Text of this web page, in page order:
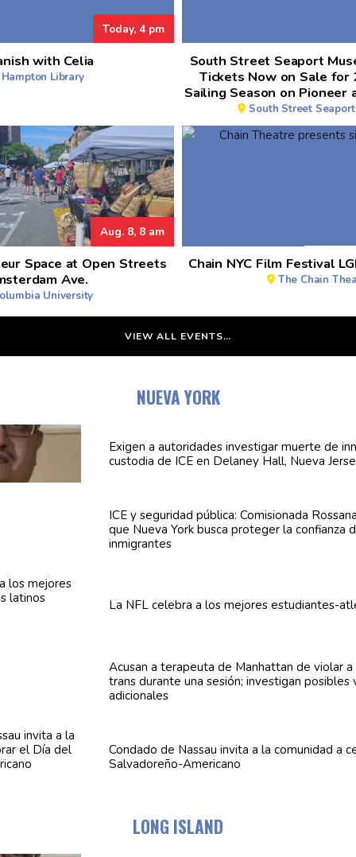
Today, 4 pm
with Celia
Hampton Library
South Street Seaport
Tickets Now on Sale for
Sailing Season on Pioneer
South Street
Aug. 8, 8 am
Space at Open Streets
Ave.
University
Chain NYC Film Festival
The Chain
VIEW ALL EVENTS…
NUEVA YORK
Exigen a autoridadesinvestigar muerte de
custodia de ICE en Delaney Hall, Nueva
ICE y seguridad pública: Comisionada
que Nueva York busca proteger la confianza
inmigrantes
La NFL celebra a los mejores estudiantes-
Acusan a terapeuta de Manhattan de violar
trans durante una sesión; investigan posibles
adicionales
Condado de Nassau invita a la comunidad a
Salvadoreño-Americano
LONG ISLAND